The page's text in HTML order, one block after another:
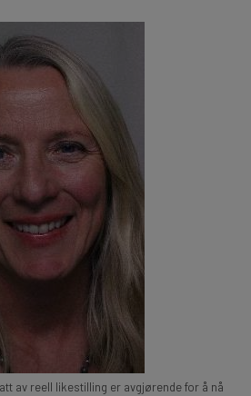
av reell likestilling er avgjørende for å nå